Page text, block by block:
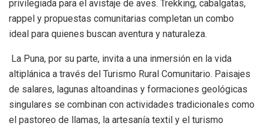
privilegiada para el avistaje de aves. Trekking, cabalgatas,
rappel y propuestas comunitarias completan un combo
ideal para quienes buscan aventura y naturaleza.
La Puna, por su parte, invita a una inmersión en la vida
altiplánica a través del Turismo Rural Comunitario. Paisajes
de salares, lagunas altoandinas y formaciones geológicas
singulares se combinan con actividades tradicionales como
el pastoreo de llamas, la artesanía textil y el turismo